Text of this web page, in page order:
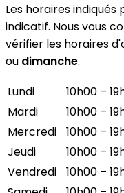
Les horaires indiqués
indicatif. Nous vous
vérifier les horaires
ou dimanche.
Lundi
10h00 –
Mardi
10h00 –
Mercredi
10h00 –
Jeudi
10h00 –
Vendredi
10h00 –